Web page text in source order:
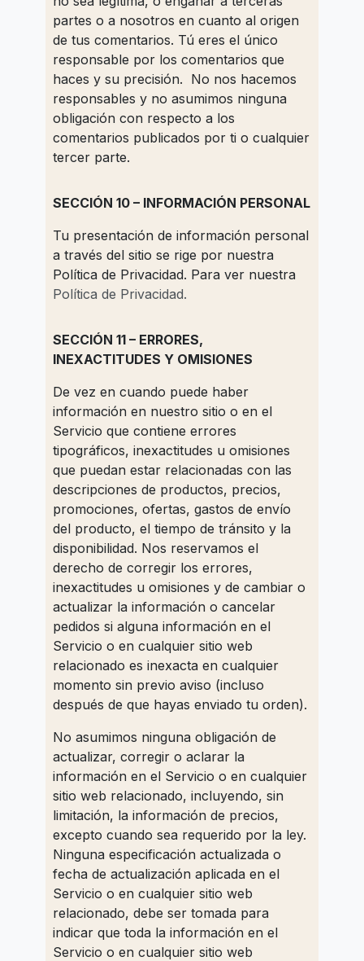
partes o a nosotros en cuanto al origen
de tus comentarios. Tú eres el único
responsable por los comentarios que
haces y su precisión. No nos hacemos
responsables y no asumimos ninguna
obligación con respecto a los
comentarios publicados por ti o cualquier
tercer parte.
SECCIÓN 10 – INFORMACIÓN PERSONAL
Tu presentación de información personal
a través del sitio se rige por nuestra
Política de Privacidad. Para ver nuestra
Política de Privacidad.
SECCIÓN 11 – ERRORES,
INEXACTITUDES Y OMISIONES
De vez en cuando puede haber
información en nuestro sitio o en el
Servicio que contiene errores
tipográficos, inexactitudes u omisiones
que puedan estar relacionadas con las
descripciones de productos, precios,
promociones, ofertas, gastos de envío
del producto, el tiempo de tránsito y la
disponibilidad. Nos reservamos el
derecho de corregir los errores,
inexactitudes u omisiones y de cambiar o
actualizar la información o cancelar
pedidos si alguna información en el
Servicio o en cualquier sitio web
relacionado es inexacta en cualquier
momento sin previo aviso (incluso
después de que hayas enviado tu orden).
No asumimos ninguna obligación de
actualizar, corregir o aclarar la
información en el Servicio o en cualquier
sitio web relacionado, incluyendo, sin
limitación, la información de precios,
excepto cuando sea requerido por la ley.
Ninguna especificación actualizada o
fecha de actualización aplicada en el
Servicio o en cualquier sitio web
relacionado, debe ser tomada para
indicar que toda la información en el
Servicio o en cualquier sitio web